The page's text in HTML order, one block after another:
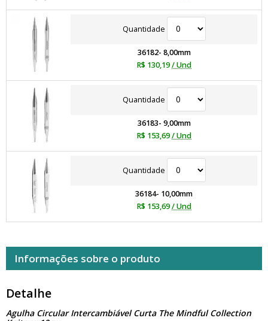
Quantidade
36182- 8,00mm
R$ 130,19/ Und
Quantidade
36183- 9,00mm
R$ 153,69/ Und
Quantidade
36184- 10,00mm
R$ 153,69/ Und
Informações sobre o produto
Detalhe
Agulha Circular Intercambiável Curta The Mindful Collection